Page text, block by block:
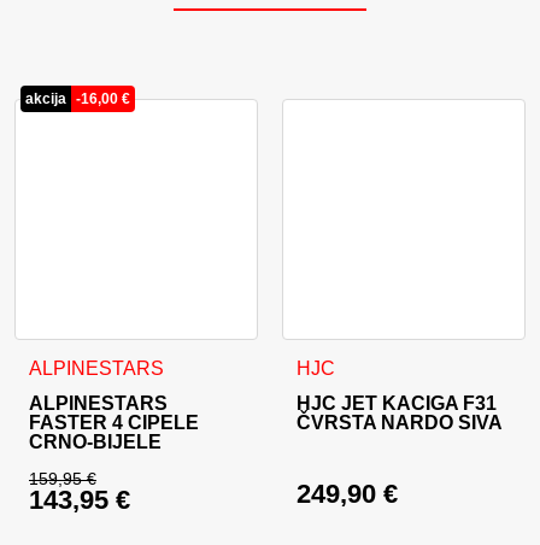
akcija -16,00 €
ALPINESTARS
ALPINESTARS
FASTER 4 CIPELE
CRNO-BIJELE
159,95€
Izvorna cijena bila je: 159,95 €.
143,95 €
Ovaj proizvod ima više varijanti. Opcije se mogu odabrati
HJC
HJC JET KACIGA F31
ČVRSTA NARDO SIVA
249,90 €
Ovaj proizvod ima više